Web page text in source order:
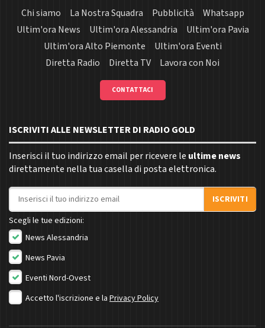
Chi siamo La Nostra Squadra Pubblicità
Whatsapp
Ultim'ora News
Ultim'ora Alessandria
Ultim'ora Pavia
Ultim'ora Alto Piemonte
Ultim'ora Eventi
Diretta Radio
Diretta TV Lavora con Noi
CONTATTACI
ISCRIVITI ALLE NEWSLETTER DI RADIO GOLD
Inserisci il tuo indirizzo email per ricevere le ultime news
direttamente nella tua casella di posta elettronica.
Indirizzo email
ISCRIVITI
Scegli le tue edizioni:
News Alessandria
News Pavia
Eventi Nord-Ovest
Accetto l'iscrizione e la Privacy Policy